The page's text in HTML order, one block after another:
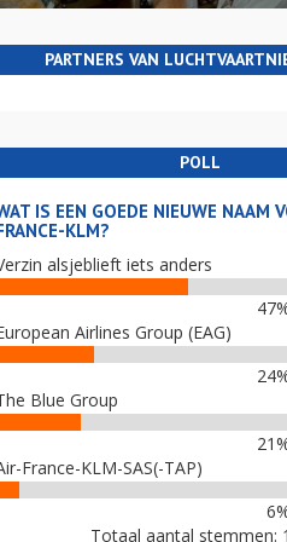
PARTNERS VAN
POLL
IS EEN GOEDE NIEUWE NAAM
KLM?
alsjeblieft iets anders
Airlines Group (EAG)
Blue Group
France-KLM-SAS(-TAP)
Totaal aantal stemmen: